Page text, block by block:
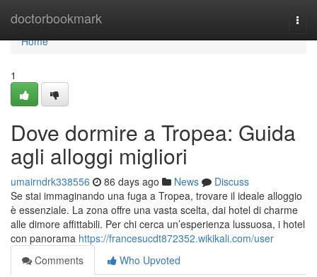
doctorbookmark
Home
Home
1
Dove dormire a Tropea: Guida
agli alloggi migliori
umairndrk338556 86 days ago News
Discuss
Se stai immaginando una fuga a Tropea, trovare il ideale alloggio
è essenziale. La zona offre una vasta scelta, dai hotel di charme
alle dimore affittabili. Per chi cerca un’esperienza lussuosa, i hotel
con panorama https://francesucdt872352.wikikali.com/user
Comments
Who Upvoted